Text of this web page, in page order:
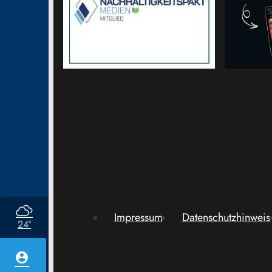
account_circle
24° Impressum Datenschutzhinweis